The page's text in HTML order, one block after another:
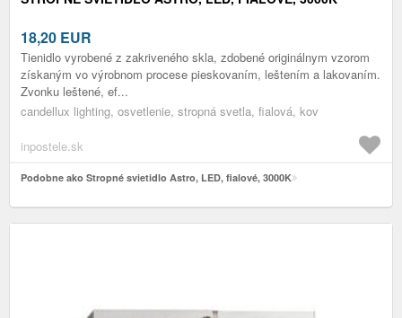
18,20 EUR
Tienidlo vyrobené z zakriveného skla, zdobené originálnym vzorom
získaným vo výrobnom procese pieskovaním, leštením a lakovaním.
Zvonku leštené, ef...
candellux lighting, osvetlenie, stropná svetla, fialová, kov
inpostele.sk
Podobne ako Stropné svietidlo Astro, LED, fialové, 3000K